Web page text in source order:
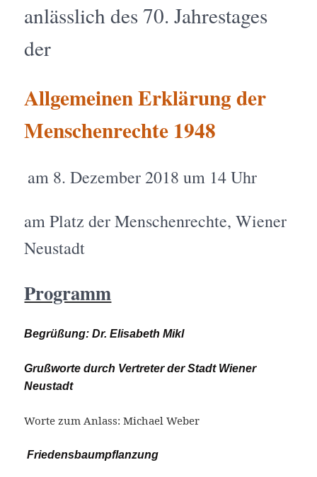
anlässlich des 70. Jahrestages
der
Allgemeinen Erklärung der
Menschenrechte 1948
am 8. Dezember 2018 um 14 Uhr
am Platz der Menschenrechte, Wiener
Neustadt
Programm
Begrüßung: Dr. Elisabeth Mikl
Grußworte durch Vertreter der Stadt Wiener
Neustadt
Worte zum Anlass: Michael Weber
Friedensbaumpflanzung